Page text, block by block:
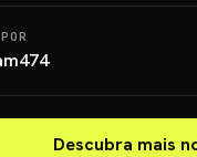
Descubra mais